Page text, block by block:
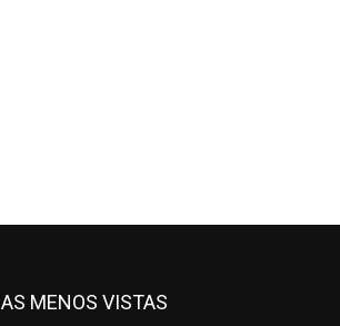
AS MENOS VISTAS